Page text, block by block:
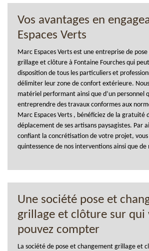
Vos avantages en
Espaces Verts
Marc Espaces Verts est une entreprise de
grillage et clôture à Fontaine Fourches qui
disposition de tous les particuliers et
délimiter leur zone de confort extérieure. Nous
matériel performant ainsi que d’un personnel
entreprendre des travaux conformes aux
Marc Espaces Verts , bénéficiez de la gratuité
déplacement de ses artisans paysagistes. Par
confiant la concrétisation de votre projet,
quintessence de nos interventions ainsi que
Une société pose et
grillage et clôture sur qui
pouvez compter
La société de pose et changement grillage et